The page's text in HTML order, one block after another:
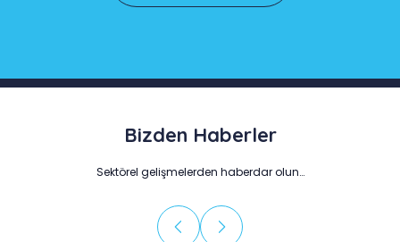
Bizden Haberler
Sektörel gelişmelerden haberdar olun…